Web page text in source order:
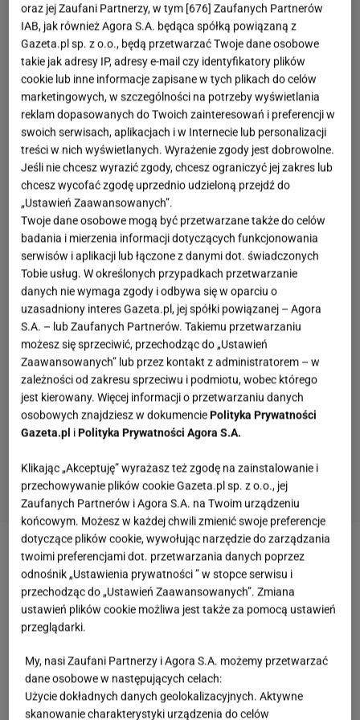
Zobacz wideoAI nie daje skoku produktywności
Oferta pracy dla elektromontera pojawiła się w
Gdańsku. Firma szuka pracowników
Oferta dotyczy stanowiska elektromontera lub
elektromonterki na terenie Gdańska i okolic.
oraz jej Zaufani Partnerzy, w tym [676] Zaufanych Partnerów
IAB, jak również Agora S.A. będąca spółką powiązaną z
Gazeta.pl sp. z o.o., będą przetwarzać Twoje dane osobowe
takie jak adresy IP, adresy e-mail czy identyfikatory plików
cookie lub inne informacje zapisane w tych plikach do celów
marketingowych, w szczególności na potrzeby wyświetlania
reklam dopasowanych do Twoich zainteresowań i preferencji w
swoich serwisach, aplikacjach i w Internecie lub personalizacji
treści w nich wyświetlanych. Wyrażenie zgody jest dobrowolne.
Jeśli nie chcesz wyrazić zgody, chcesz ograniczyć jej zakres lub
chcesz wycofać zgodę uprzednio udzieloną przejdź do
„Ustawień Zaawansowanych”.
Twoje dane osobowe mogą być przetwarzane także do celów
badania i mierzenia informacji dotyczących funkcjonowania
serwisów i aplikacji lub łączone z danymi dot. świadczonych
Tobie usług. W określonych przypadkach przetwarzanie
danych nie wymaga zgody i odbywa się w oparciu o
uzasadniony interes Gazeta.pl, jej spółki powiązanej – Agora
S.A. – lub Zaufanych Partnerów. Takiemu przetwarzaniu
możesz się sprzeciwić, przechodząc do „Ustawień
Zaawansowanych” lub przez kontakt z administratorem – w
zależności od zakresu sprzeciwu i podmiotu, wobec którego
jest kierowany. Więcej informacji o przetwarzaniu danych
osobowych znajdziesz w dokumenciePolityka Prywatności
Gazeta.pl iPolityka Prywatności Agora S.A.
Klikając „Akceptuję” wyrażasz też zgodę na zainstalowanie i
przechowywanie plików cookie Gazeta.pl sp. z o.o., jej
Zaufanych Partnerów i Agora S.A. na Twoim urządzeniu
końcowym. Możesz w każdej chwili zmienić swoje preferencje
dotyczące plików cookie, wywołując narzędzie do zarządzania
twoimi preferencjami dot. przetwarzania danych poprzez
odnośnik „Ustawienia prywatności ” w stopce serwisu i
przechodząc do „Ustawień Zaawansowanych”. Zmiana
ustawień plików cookie możliwa jest także za pomocą ustawień
przeglądarki.
My, nasi Zaufani Partnerzy i Agora S.A. możemy przetwarzać
dane osobowe w następujących celach:
Użycie dokładnych danych geolokalizacyjnych. Aktywne
skanowanie charakterystyki urządzenia do celów